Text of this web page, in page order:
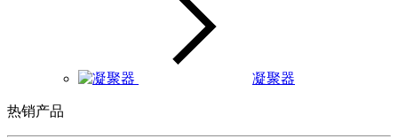
凝聚器
热销产品